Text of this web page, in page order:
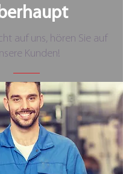
auf uns, hören Sie auf
Kunden!